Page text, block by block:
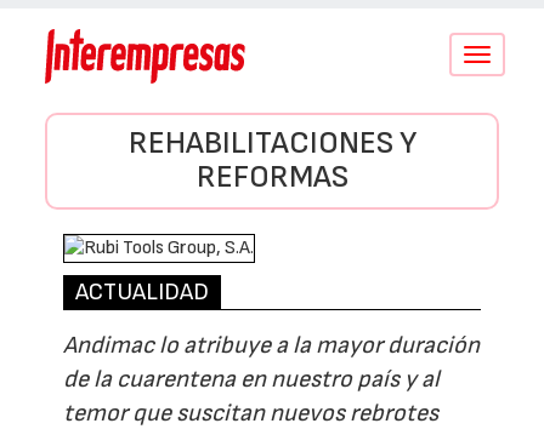
Conmutar
REHABILITACIONES Y
REFORMAS
ACTUALIDAD
Andimac lo atribuye a la mayor duración
de la cuarentena en nuestro país y al
temor que suscitan nuevos rebrotes